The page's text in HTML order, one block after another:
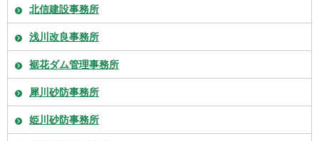
北信建設事務所
浅川改良事務所
裾花ダム管理事務所
犀川砂防事務所
姫川砂防事務所